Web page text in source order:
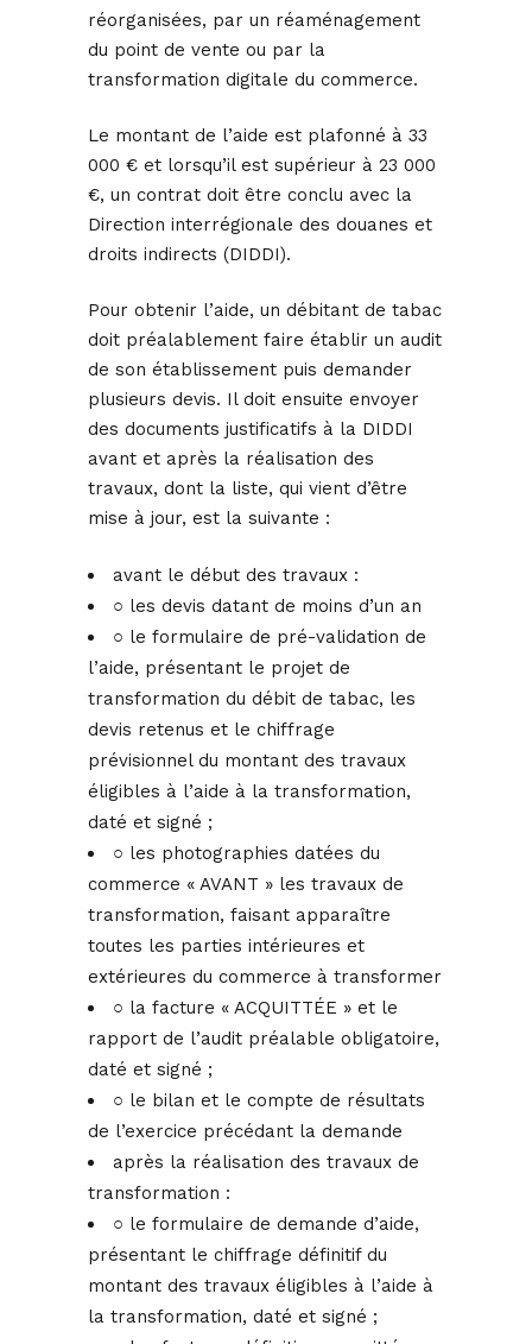
réorganisées, par un réaménagement
du point de vente ou par la
transformation digitale du commerce.
Le montant de l’aide est plafonné à 33
000 € et lorsqu’il est supérieur à 23 000
€, un contrat doit être conclu avec la
Direction interrégionale des douanes et
droits indirects (DIDDI).
Pour obtenir l’aide, un débitant de tabac
doit préalablement faire établir un audit
de son établissement puis demander
plusieurs devis. Il doit ensuite envoyer
des documents justificatifs à la DIDDI
avant et après la réalisation des
travaux, dont la liste, qui vient d’être
mise à jour, est la suivante :
avant le début des travaux :
○ les devis datant de moins d’un an
○ le formulaire de pré-validation de
l’aide, présentant le projet de
transformation du débit de tabac, les
devis retenus et le chiffrage
prévisionnel du montant des travaux
éligibles à l’aide à la transformation,
daté et signé ;
○ les photographies datées du
commerce « AVANT » les travaux de
transformation, faisant apparaître
toutes les parties intérieures et
extérieures du commerce à transformer
○ la facture « ACQUITTÉE » et le
rapport de l’audit préalable obligatoire,
daté et signé ;
○ le bilan et le compte de résultats
de l’exercice précédant la demande
après la réalisation des travaux de
transformation :
○ le formulaire de demande d’aide,
présentant le chiffrage définitif du
montant des travaux éligibles à l’aide à
la transformation, daté et signé ;